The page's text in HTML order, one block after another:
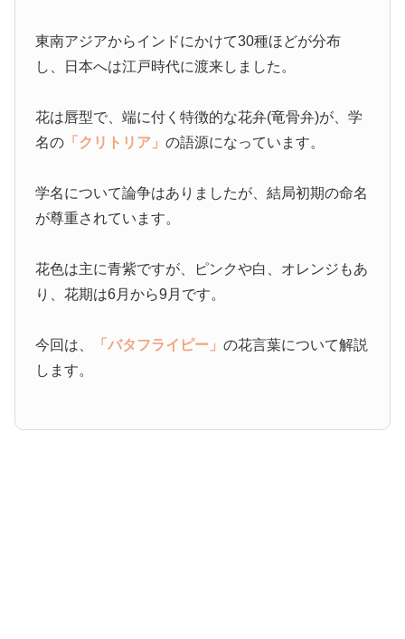
東南アジアからインドにかけて30種ほどが分布
し、日本へは江戸時代に渡来しました。
花は唇型で、端に付く特徴的な花弁(竜骨弁)が、学
名の 「クリトリア」の語源になっています。
学名について論争はありましたが、結局初期の命名
が尊重されています。
花色は主に青紫ですが、ピンクや白、オレンジもあ
り、花期は6月から9月です。
今回は、 「バタフライピー」の花言葉について解説
します。